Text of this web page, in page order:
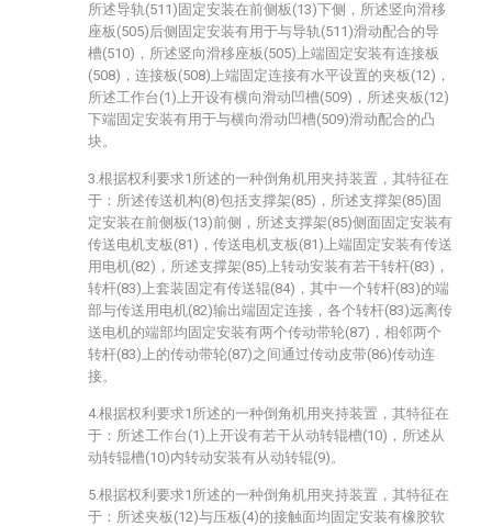
所述导轨(511)固定安装在前侧板(13)下侧，所述竖向滑移
座板(505)后侧固定安装有用于与导轨(511)滑动配合的导
槽(510)，所述竖向滑移座板(505)上端固定安装有连接板
(508)，连接板(508)上端固定连接有水平设置的夹板(12)，
所述工作台(1)上开设有横向滑动凹槽(509)，所述夹板(12)
下端固定安装有用于与横向滑动凹槽(509)滑动配合的凸
块。
3.根据权利要求1所述的一种倒角机用夹持装置，其特征在
于：所述传送机构(8)包括支撑架(85)，所述支撑架(85)固
定安装在前侧板(13)前侧，所述支撑架(85)侧面固定安装有
传送电机支板(81)，传送电机支板(81)上端固定安装有传送
用电机(82)，所述支撑架(85)上转动安装有若干转杆(83)，
转杆(83)上套装固定有传送辊(84)，其中一个转杆(83)的端
部与传送用电机(82)输出端固定连接，各个转杆(83)远离传
送电机的端部均固定安装有两个传动带轮(87)，相邻两个
转杆(83)上的传动带轮(87)之间通过传动皮带(86)传动连
接。
4.根据权利要求1所述的一种倒角机用夹持装置，其特征在
于：所述工作台(1)上开设有若干从动转辊槽(10)，所述从
动转辊槽(10)内转动安装有从动转辊(9)。
5.根据权利要求1所述的一种倒角机用夹持装置，其特征在
于：所述夹板(12)与压板(4)的接触面均固定安装有橡胶软